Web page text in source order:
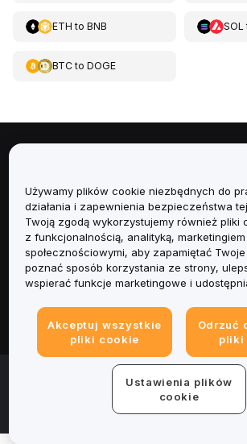
ETH to BNB SOL
BTCto DOGE
Usługi
Obsługa Klienta
Produkty
Informacje prawne
© 2025-2026 Bybit.eu. All rights reserved.
Warunki świadczenia usług | Polityka
firmy (Impressum)
Centrum preferencji
Używamy plików cookie niezbędnych do
działania i zapewnienia bezpieczeństwa
Twoją zgodą wykorzystujemy również pliki
z funkcjonalnością, analityką, marketingiem
społecznościowymi, aby zapamiętać
poznać sposób korzystania ze strony,
wspierać funkcje marketingowe i
Akceptuj wszystkie
pliki cookie
Odrzuć
pliki
Ustawienia plików
cookie